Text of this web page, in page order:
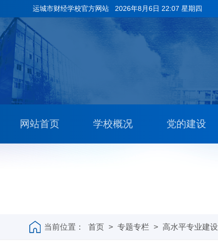
运城市财经学校官方网站 2026年8月6日 22:07 星期四
网站首页 学校概况 党的建设
当前位置： 首页 > 专题专栏 > 高水平专业建设